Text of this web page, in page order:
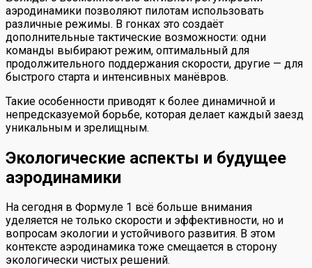
аэродинамики позволяют пилотам использовать
различные режимы. В гонках это создаёт
дополнительные тактические возможности: одни
команды выбирают режим, оптимальный для
продолжительного поддержания скорости, другие — для
быстрого старта и интенсивных манёвров.
Такие особенности приводят к более динамичной и
непредсказуемой борьбе, которая делает каждый заезд
уникальным и зрелищным.
Экологические аспекты и будущее
аэродинамики
На сегодня в Формуле 1 всё больше внимания
уделяется не только скорости и эффективности, но и
вопросам экологии и устойчивого развития. В этом
контексте аэродинамика тоже смещается в сторону
экологически чистых решений.